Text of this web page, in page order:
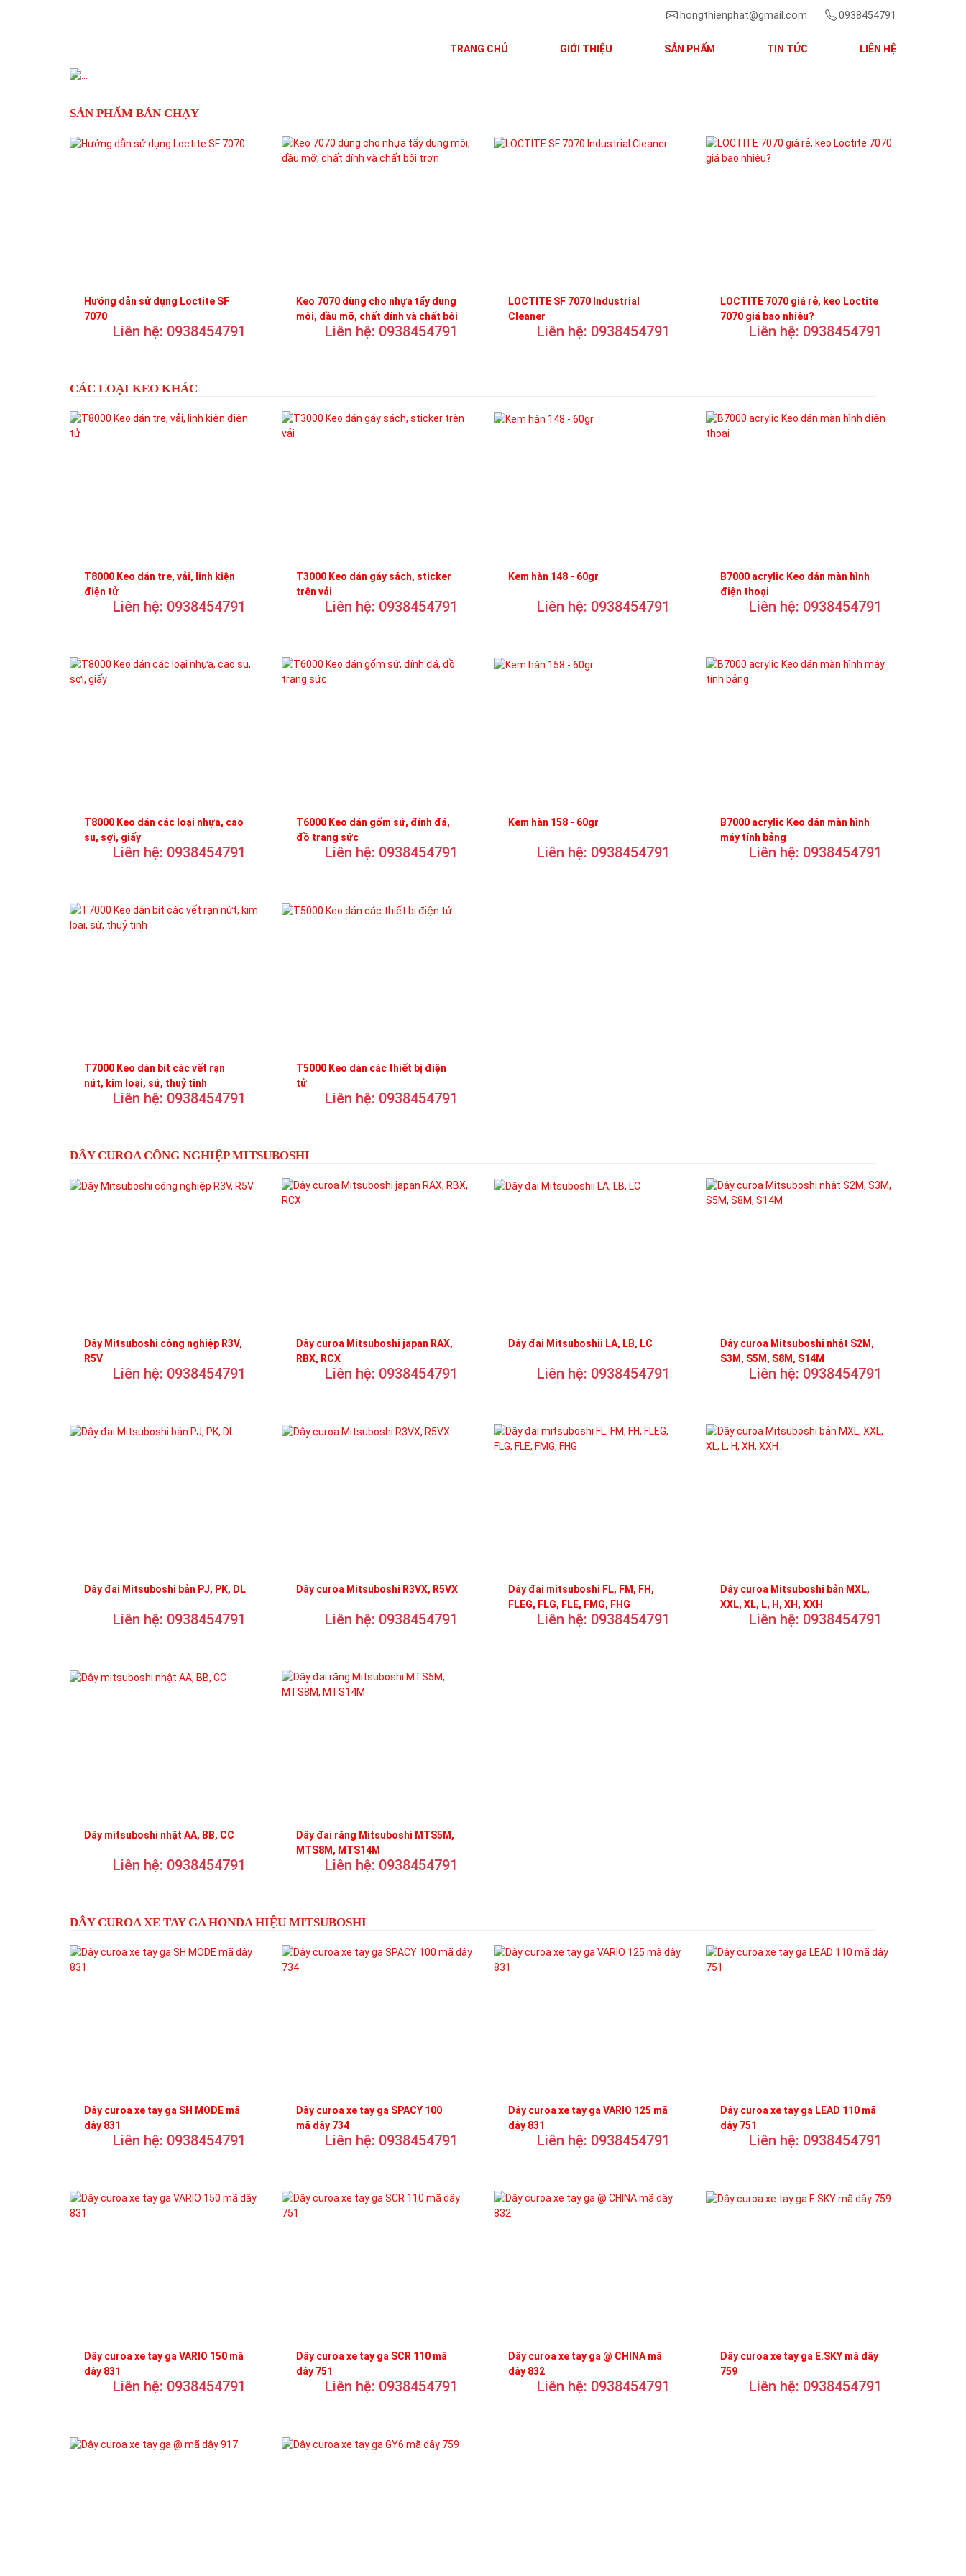
hongthienphat@gmail.com 0938454791
TRANG CHỦ GIỚI THIỆU SẢN PHẨM TIN TỨC LIÊN HỆ
SẢN PHẨM BÁN CHẠY
Hướng dẫn sử dụng Loctite SF
7070
Liên hệ: 0938454791
Keo 7070 dùng cho nhựa tẩy dung
môi, dầu mỡ, chất dính và chất bôi
Liên hệ: 0938454791
LOCTITE SF 7070 Industrial
Cleaner
Liên hệ: 0938454791
LOCTITE 7070 giá rẻ, keo Loctite
7070 giá bao nhiêu?
Liên hệ: 0938454791
CÁC LOẠI KEO KHÁC
T8000 Keo dán tre, vải, linh kiện
điện tử
Liên hệ: 0938454791
T3000 Keo dán gáy sách, sticker
trên vải
Liên hệ: 0938454791
Kem hàn 148 - 60gr
Liên hệ: 0938454791
B7000 acrylic Keo dán màn hình
điện thoại
Liên hệ: 0938454791
T8000 Keo dán các loại nhựa, cao
su, sợi, giấy
Liên hệ: 0938454791
T6000 Keo dán gốm sứ, đính đá,
đồ trang sức
Liên hệ: 0938454791
Kem hàn 158 - 60gr
Liên hệ: 0938454791
B7000 acrylic Keo dán màn hình
máy tính bảng
Liên hệ: 0938454791
T7000 Keo dán bít các vết rạn
nứt, kim loại, sứ, thuỷ tinh
Liên hệ: 0938454791
T5000 Keo dán các thiết bị điện
tử
Liên hệ: 0938454791
DÂY CUROA CÔNG NGHIỆP MITSUBOSHI
Dây Mitsuboshi công nghiệp R3V,
R5V
Liên hệ: 0938454791
Dây curoa Mitsuboshi japan RAX,
RBX, RCX
Liên hệ: 0938454791
Dây đai Mitsuboshii LA, LB, LC
Liên hệ: 0938454791
Dây curoa Mitsuboshi nhật S2M,
S3M, S5M, S8M, S14M
Liên hệ: 0938454791
Dây đai Mitsuboshi bản PJ, PK, DL
Liên hệ: 0938454791
Dây curoa Mitsuboshi R3VX, R5VX
Liên hệ: 0938454791
Dây đai mitsuboshi FL, FM, FH,
FLEG, FLG, FLE, FMG, FHG
Liên hệ: 0938454791
Dây curoa Mitsuboshi bản MXL,
XXL, XL, L, H, XH, XXH
Liên hệ: 0938454791
Dây mitsuboshi nhật AA, BB, CC
Liên hệ: 0938454791
Dây đai răng Mitsuboshi MTS5M,
MTS8M, MTS14M
Liên hệ: 0938454791
DÂY CUROA XE TAY GA HONDA HIỆU MITSUBOSHI
Dây curoa xe tay ga SH MODE mã
dây 831
Liên hệ: 0938454791
Dây curoa xe tay ga SPACY 100
mã dây 734
Liên hệ: 0938454791
Dây curoa xe tay ga VARIO 125 mã
dây 831
Liên hệ: 0938454791
Dây curoa xe tay ga LEAD 110 mã
dây 751
Liên hệ: 0938454791
Dây curoa xe tay ga VARIO 150 mã
dây 831
Liên hệ: 0938454791
Dây curoa xe tay ga SCR 110 mã
dây 751
Liên hệ: 0938454791
Dây curoa xe tay ga @ CHINA mã
dây 832
Liên hệ: 0938454791
Dây curoa xe tay ga E.SKY mã dây
759
Liên hệ: 0938454791